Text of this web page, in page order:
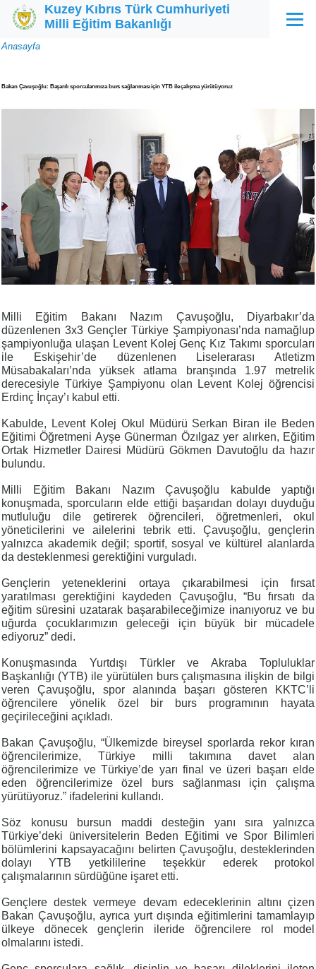
Ana içeriğe atla
Kuzey Kıbrıs Türk Cumhuriyeti
Milli Eğitim Bakanlığı
Menü
Sayfa
Anasayfa
Bakan Çavuşoğlu: Başarılı sporcularımıza burs sağlanması için YTB ile çalışma yürütüyoruz
Milli Eğitim Bakanı Nazım Çavuşoğlu, Diyarbakır’da
düzenlenen 3x3 Gençler Türkiye Şampiyonası’nda namağlup
şampiyonluğa ulaşan Levent Kolej Genç Kız Takımı sporcuları
ile Eskişehir’de düzenlenen Liselerarası Atletizm
Müsabakaları’nda yüksek atlama branşında 1.97 metrelik
derecesiyle Türkiye Şampiyonu olan Levent Kolej öğrencisi
Erdinç İnçay’ı kabul etti.
Kabulde, Levent Kolej Okul Müdürü Serkan Biran ile Beden
Eğitimi Öğretmeni Ayşe Günerman Özılgaz yer alırken, Eğitim
Ortak Hizmetler Dairesi Müdürü Gökmen Davutoğlu da hazır
bulundu.
Milli Eğitim Bakanı Nazım Çavuşoğlu kabulde yaptığı
konuşmada, sporcuların elde ettiği başarıdan dolayı duyduğu
mutluluğu dile getirerek öğrencileri, öğretmenleri, okul
yöneticilerini ve ailelerini tebrik etti. Çavuşoğlu, gençlerin
yalnızca akademik değil; sportif, sosyal ve kültürel alanlarda
da desteklenmesi gerektiğini vurguladı.
Gençlerin yeteneklerini ortaya çıkarabilmesi için fırsat
yaratılması gerektiğini kaydeden Çavuşoğlu, “Bu fırsatı da
eğitim süresini uzatarak başarabileceğimize inanıyoruz ve bu
uğurda çocuklarımızın geleceği için büyük bir mücadele
ediyoruz” dedi.
Konuşmasında Yurtdışı Türkler ve Akraba Topluluklar
Başkanlığı (YTB) ile yürütülen burs çalışmasına ilişkin de bilgi
veren Çavuşoğlu, spor alanında başarı gösteren KKTC’li
öğrencilere yönelik özel bir burs programının hayata
geçirileceğini açıkladı.
Bakan Çavuşoğlu, “Ülkemizde bireysel sporlarda rekor kıran
öğrencilerimize, Türkiye milli takımına davet alan
öğrencilerimize ve Türkiye’de yarı final ve üzeri başarı elde
eden öğrencilerimize özel burs sağlanması için çalışma
yürütüyoruz.” ifadelerini kullandı.
Söz konusu bursun maddi desteğin yanı sıra yalnızca
Türkiye’deki üniversitelerin Beden Eğitimi ve Spor Bilimleri
bölümlerini kapsayacağını belirten Çavuşoğlu, desteklerinden
dolayı YTB yetkililerine teşekkür ederek protokol
çalışmalarının sürdüğüne işaret etti.
Gençlere destek vermeye devam edeceklerinin altını çizen
Bakan Çavuşoğlu, ayrıca yurt dışında eğitimlerini tamamlayıp
ülkeye dönecek gençlerin ileride öğrencilere rol model
olmalarını istedi.